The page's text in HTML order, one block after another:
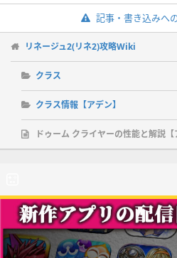
記事・書き込みへ
リネージュ2(リネ2)攻略Wiki
クラス
クラス情報【アデン】
ドゥーム クライヤーの性能と解説【